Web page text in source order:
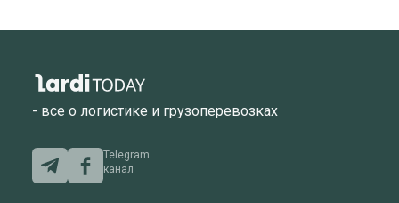
- все о логистике и грузоперевозках
Telegram
канал